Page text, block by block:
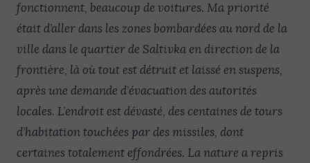
fonctionnent, beaucoup de voitures. Ma priorité
était d’aller dans les zones bombardées au nord de la
ville dans le quartier de Saltivka en direction de la
frontière, là où tout est détruit et laissé en suspens,
après une demande d’évacuation des autorités
locales. L’endroit est dévasté, des centaines de tours
d’habitation touchées par des missiles, dont
certaines totalement effondrées. La nature a repris